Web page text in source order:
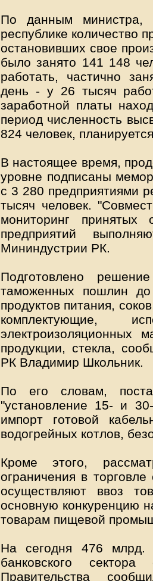
По данным министра,
республике количество
остановивших свое
было занято 141 148
работать, частично
день - у 26 тысяч
заработной платы
период численность
824 человек,
В настоящее время,
уровне подписаны
с 3 280 предприятиями
тысяч человек.
мониторинг принятых
предприятий
Мининдустрии РК.
Подготовлено
таможенных пошлин
продуктов питания,
комплектующие,
электроизоляционных
продукции, стекла,
РК Владимир Школьник.
По его словам,
"установление 15- и
импорт готовой
водогрейных котлов,
Кроме этого,
ограничения в
осуществляют ввоз
основную конкуренцию
товарам пищевой
На сегодня 476 млрд.
банковского
Правительства